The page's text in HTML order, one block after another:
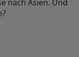
nach Asien. Und